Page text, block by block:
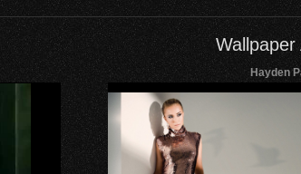
Wallpaper
Hayden